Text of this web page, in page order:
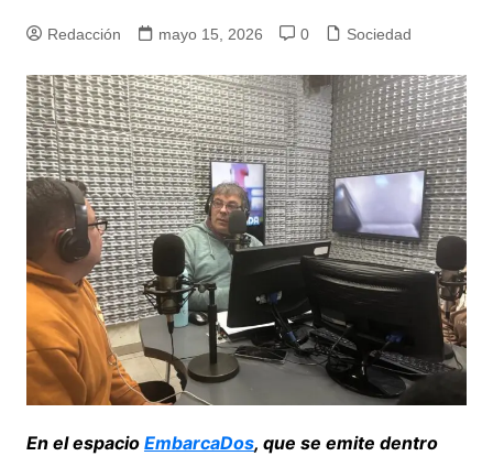
Redacción mayo 15, 2026 0 Sociedad
En el espacio EmbarcaDos, que se emite dentro